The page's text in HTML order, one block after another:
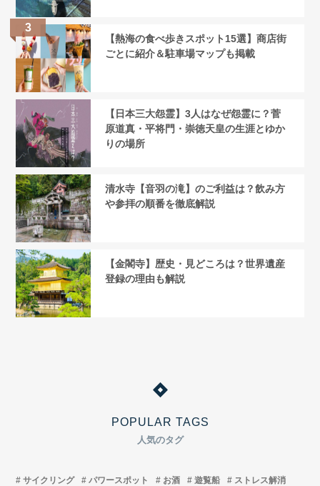
POPULAR TAGS
人気のタグ
サイクリング パワースポット お酒 遊覧船 ストレス解消
【熱海の食べ歩きスポット15選】商店街
ごとに紹介＆駐車場マップも掲載
【日本三大怨霊】3人はなぜ怨霊に？菅
原道真・平将門・崇徳天皇の生涯とゆか
りの場所
清水寺【音羽の滝】のご利益は？飲み方
や参拝の順番を徹底解説
【金閣寺】歴史・見どころは？世界遺産
登録の理由も解説